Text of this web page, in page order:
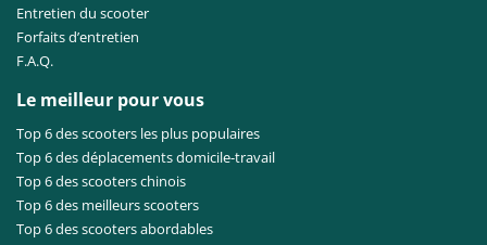
Entretien du scooter
Forfaits d’entretien
F.A.Q.
Le meilleur pour vous
Top 6 des scooters les plus populaires
Top 6 des déplacements domicile-travail
Top 6 des scooters chinois
Top 6 des meilleurs scooters
Top 6 des scooters abordables